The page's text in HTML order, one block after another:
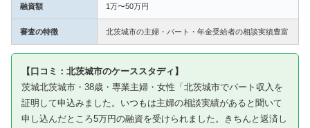
融資額 1万〜50万円
審査の特徴 北茨城市の主婦・パート・年金受給者の相談実績豊富
【口コミ：北茨城市のケーススタディ】
茨城北茨城市・38歳・専業主婦・女性「北茨城市でパート収入を
証明して申込みました。いつもは主婦の相談実績があると聞いて
申し込んだところ5万円の融資を受けられました。きちんと返済し